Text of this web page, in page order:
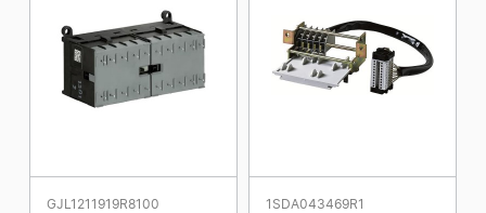
GJL1211919R8100
1SDA043469R1